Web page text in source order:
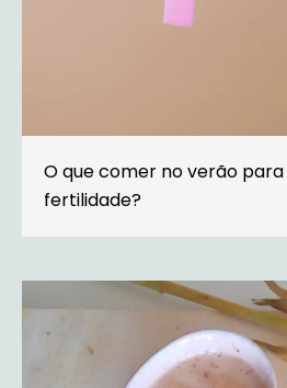
O que comer no verão
fertilidade?